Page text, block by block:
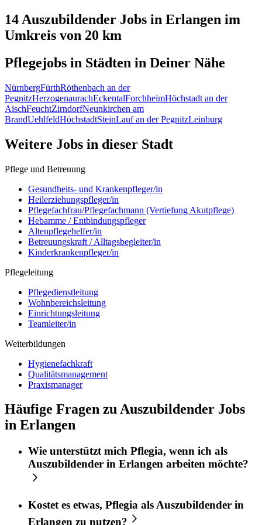
14 Auszubildender Jobs in Erlangen im
Umkreis von 20 km
Pflegejobs in Städten in Deiner Nähe
NürnbergFürthRöthenbach an der
PegnitzHerzogenaurachEckentalForchheimHöchstadt an der
AischFeuchtZirndorfNeunkirchen am
BrandUehlfeldHöchstadtSteinLauf an der PegnitzLeinburg
Weitere Jobs in dieser Stadt
Pflege und Betreuung
Gesundheits- und Krankenpfleger/in
Heilerziehungspfleger/in
Pflegefachfrau/Pflegefachmann (Vertiefung Akutpflege)
Hebamme / Entbindungspfleger
Altenpflegehelfer/in
Betreuungskraft / Alltagsbegleiter/in
Kinderkrankenpfleger/in
Pflegeleitung
Pflegedienstleitung
Wohnbereichsleitung
Einrichtungsleitung
Teamleiter/in
Weiterbildungen
Hygienefachkraft
Qualitätsmanagement
Praxismanager
Häufige Fragen zu Auszubildender Jobs
in Erlangen
Wie unterstützt mich Pflegia, wenn ich als
Auszubildender in Erlangen arbeiten möchte?
Kostet es etwas, Pflegia als Auszubildender in
Erlangen zu nutzen?